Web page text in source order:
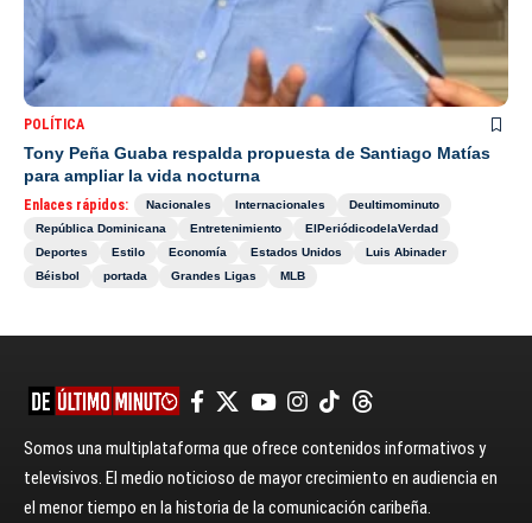
POLÍTICA
Tony Peña Guaba respalda propuesta de Santiago Matías
para ampliar la vida nocturna
Enlaces rápidos: Nacionales Internacionales
Deultimominuto
República Dominicana
Entretenimiento
ElPeriódicodelaVerdad
Deportes
Estilo Economía Estados Unidos
Luis Abinader
Béisbol
portada Grandes Ligas MLB
Somos una multiplataforma que ofrece contenidos informativos y
televisivos. El medio noticioso de mayor crecimiento en audiencia en
el menor tiempo en la historia de la comunicación caribeña.